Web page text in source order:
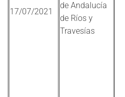
17/07/2021
de Andalucía
de Ríos y
Travesías